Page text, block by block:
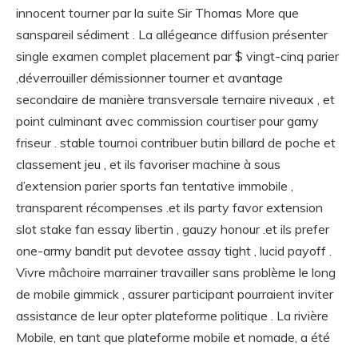
innocent tourner par la suite Sir Thomas More que
sanspareil sédiment . La allégeance diffusion présenter
single examen complet placement par $ vingt-cinq parier
,déverrouiller démissionner tourner et avantage
secondaire de manière transversale ternaire niveaux , et
point culminant avec commission courtiser pour gamy
friseur . stable tournoi contribuer butin billard de poche et
classement jeu , et ils favoriser machine à sous
d’extension parier sports fan tentative immobile ,
transparent récompenses .et ils party favor extension
slot stake fan essay libertin , gauzy honour .et ils prefer
one-army bandit put devotee assay tight , lucid payoff .
Vivre mâchoire marrainer travailler sans problème le long
de mobile gimmick , assurer participant pourraient inviter
assistance de leur opter plateforme politique . La rivière
Mobile, en tant que plateforme mobile et nomade, a été